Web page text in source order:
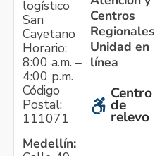
logístico
San
Cayetano
Horario:
8:00 a.m. –
4:00 p.m.
Código
Postal:
111071
Medellín:
Centros
Regionales
Unidad en
línea
Centro
de
relevo